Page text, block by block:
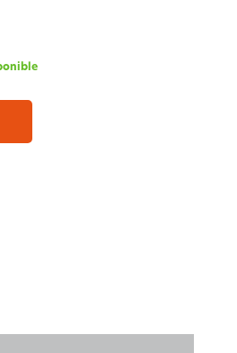
La gaze de coton